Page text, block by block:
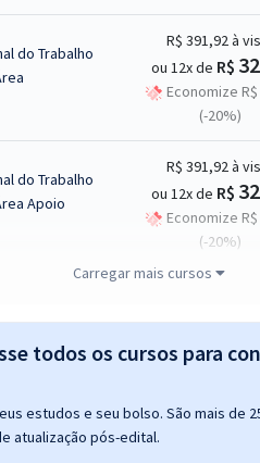
do Trabalho
R$ 391,92à
ou 12x de R$
Economize
(-20%)
do Trabalho
Apoio
R$ 391,92à
ou 12x de R$
Economize
(-20%)
ou 12x deR$
(-20%)
do Trabalho
R$ 439,92 à
ou 12x de
Carregar mais cursos
todos os cursos para
estudos e seu bolso. São mais de
atualização pós-edital.